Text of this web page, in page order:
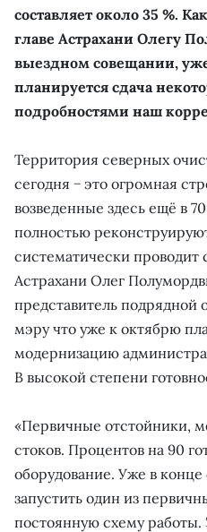
составляет около 35 %.
главе Астрахани Олегу
выездном совещании,
планируется сдача
подробностями наш
Территория северных
сегодня − это огромная
возведенные здесь ещё в
полностью
систематически проводит
Астрахани Олег
представитель подрядной
мэру что уже к октябрю
модернизацию
В высокой степени
«Первичные отстойники,
стоков. Процентов на 90
оборудование. Уже в
запустить один из
постоянную схему работы.